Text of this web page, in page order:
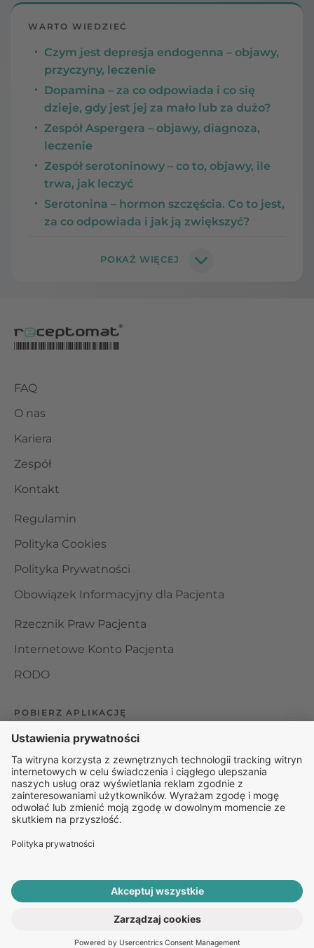
ROZPOCZNIJ E-KONSULTACJĘ
WARTO WIEDZIEĆ
Czym jest depresja endogenna – objawy,
przyczyny, leczenie
Dopamina – za co odpowiada i co się
dzieje, gdy jest jej za mało lub za dużo?
Zespół Aspergera – objawy, diagnoza,
leczenie
Zespół serotoninowy – co to, objawy, ile
trwa, jak leczyć
Serotonina – hormon szczęścia. Co to jest,
za co odpowiada i jak ją zwiększyć?
FAQ
O nas
Kariera
Zespół
Kontakt
Regulamin
Polityka Cookies
Polityka Prywatności
Obowiązek Informacyjny dla Pacjenta
Rzecznik Praw Pacjenta
Internetowe Konto Pacjenta
RODO
POBIERZ APLIKACJĘ
Organizator udzielania świadczeń telemedycznych jest
podmiotem leczniczym w rozumieniu ustawy z dnia 15
kwietnia 2011 roku o działalności leczniczej, wpisanym do
rejestru podmiotów wykonujących działalność leczniczą pod
numerem: 000000229172.